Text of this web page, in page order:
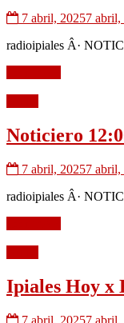
7 abril, 20257 abril,
radioipiales Â·
Noticiero
7 abril, 20257 abril,
radioipiales Â·
Ipiales Hoy x
7 abril, 20257 abril,